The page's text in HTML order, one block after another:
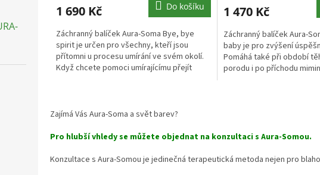
1 690 Kč Do košíku
Záchranný balíček Aura-Soma Bye, bye
spirit je určen pro všechny, kteří jsou
přítomni u procesu umírání ve svém okolí.
Když chcete pomoci umírajícímu přejít
1 470 Kč
Záchranný balíček Aura-
baby je pro zvýšení
Pomáhá také při období
porodu i po příchodu
d
a
c
Zajímá Vás Aura-Soma a svět barev?
Pro hlubší vhledy se můžete objednat na konzultaci s Aura-Somou.
Konzultace s Aura-Somou je jedinečná terapeutická metoda nejen pro